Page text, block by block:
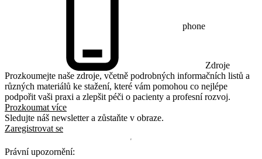
phone
Zdroje
Prozkoumejte naše zdroje, včetně podrobných informačních listů a
různých materiálů ke stažení, které vám pomohou co nejlépe
podpořit vaši praxi a zlepšit péči o pacienty a profesní rozvoj.
Prozkoumat více
Sledujte náš newsletter a zůstaňte v obraze.
Zaregistrovat se
Právní upozornění: